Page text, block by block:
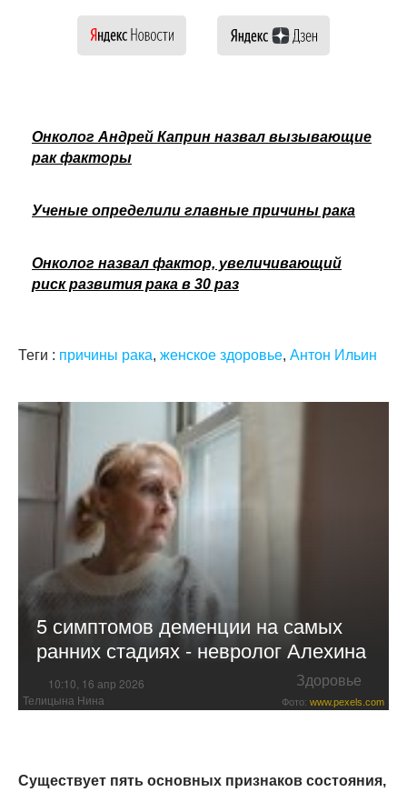
Онколог Андрей Каприн назвал вызывающие
рак факторы
Ученые определили главные причины рака
Онколог назвал фактор, увеличивающий
риск развития рака в 30 раз
Теги : причины рака, женское здоровье, Антон Ильин
5 симптомов деменции на самых
ранних стадиях - невролог Алехина
10:10, 16 апр 2026 Здоровье
Телицына Нина Фото: www.pexels.com
Существует пять основных признаков состояния,